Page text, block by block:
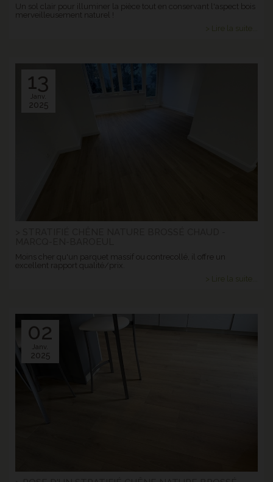
Un sol clair pour illuminer la pièce tout en conservant l'aspect bois
merveilleusement naturel !
> Lire la suite...
13
Janv.
2025
Moins cher qu'un parquet massif ou contrecollé, il offre un
excellent rapport qualité/prix.
> Lire la suite...
02
Janv.
2025